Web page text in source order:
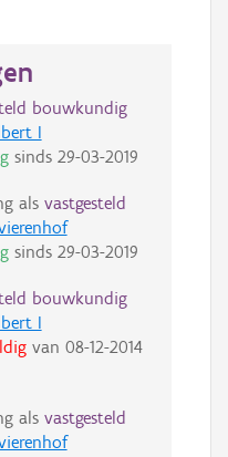
bouwkundig
I
sinds 29-03-2019
als vastgesteld
sinds 29-03-2019
bouwkundig
I
van 08-12-2014
als vastgesteld